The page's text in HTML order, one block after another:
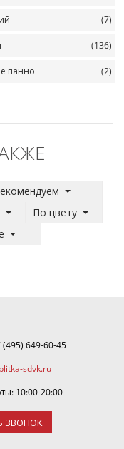
(7)
(136)
панно (2)
По цвету
(495) 649-60-45
sdvk.ru
10:00-20:00
ЗВОНОК